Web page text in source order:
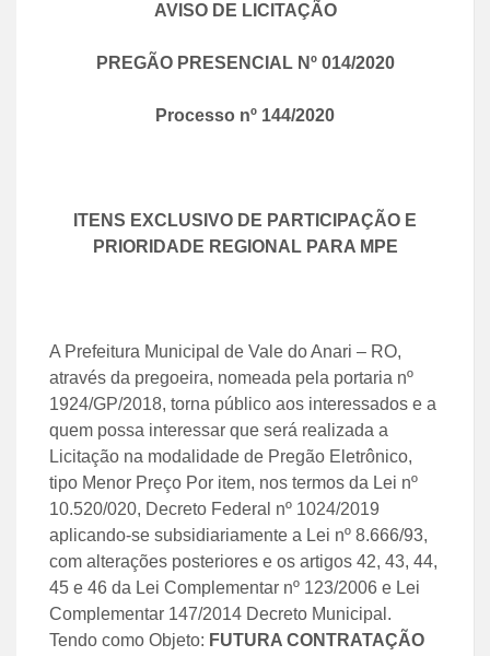
AVISO DE LICITAÇÃO
PREGÃO PRESENCIAL Nº 014/2020
Processo nº 144/2020
ITENS EXCLUSIVO DE PARTICIPAÇÃO E
PRIORIDADE REGIONAL PARA MPE
A Prefeitura Municipal de Vale do Anari – RO,
através da pregoeira, nomeada pela portaria nº
1924/GP/2018, torna público aos interessados e a
quem possa interessar que será realizada a
Licitação na modalidade de Pregão Eletrônico,
tipo Menor Preço Por item, nos termos da Lei nº
10.520/020, Decreto Federal nº 1024/2019
aplicando-se subsidiariamente a Lei nº 8.666/93,
com alterações posteriores e os artigos 42, 43, 44,
45 e 46 da Lei Complementar nº 123/2006 e Lei
Complementar 147/2014 Decreto Municipal.
Tendo como Objeto: FUTURA CONTRATAÇÃO